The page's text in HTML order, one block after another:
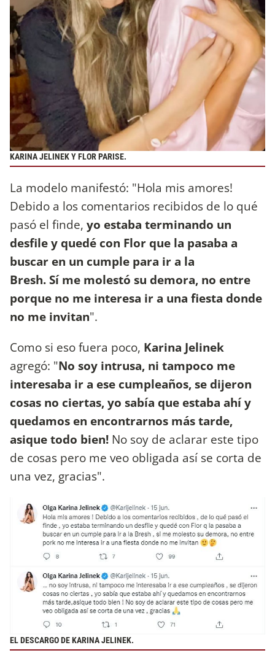
KARINA JELINEK Y FLOR PARISE.
La modelo manifestó: "Hola mis amores!
Debido a los comentarios recibidos de lo qué
pasó el finde, yo estaba terminando un
desfile y quedé con Flor que la pasaba a
buscar en un cumple para ir a la
Bresh. Sí me molestó su demora, no entre
porque no me interesa ir a una fiesta donde
no me invitan".
Como si eso fuera poco, Karina Jelinek
agregó: "No soy intrusa, ni tampoco me
interesaba ir a ese cumpleaños, se dijeron
cosas no ciertas, yo sabía que estaba ahí y
quedamos en encontrarnos más tarde,
asique todo bien! No soy de aclarar este tipo
de cosas pero me veo obligada así se corta de
una vez, gracias".
EL DESCARGO DE KARINA JELINEK.